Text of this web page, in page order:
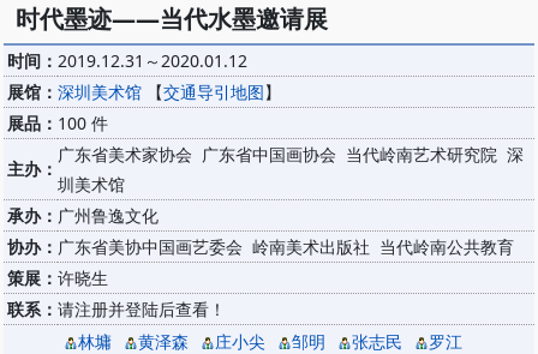
时代墨迹——当代水墨邀请展
时间： 2019.12.31～2020.01.12
展馆： 深圳美术馆 【交通导引地图】
展品： 100 件
主办：
广东省美术家协会 广东省中国画协会 当代岭南艺术研究院 深
圳美术馆
承办： 广州鲁逸文化
协办： 广东省美协中国画艺委会 岭南美术出版社 当代岭南公共教育
策展： 许晓生
联系： 请注册并登陆后查看！
林墉 黄泽森 庄小尖 邹明 张志民
罗江